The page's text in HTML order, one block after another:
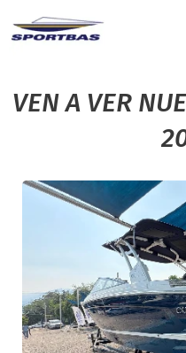
VEN A VER